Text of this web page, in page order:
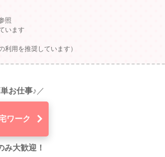
照
います
利用を推奨しています）
お仕事♪ ／
ワーク
み大歓迎！